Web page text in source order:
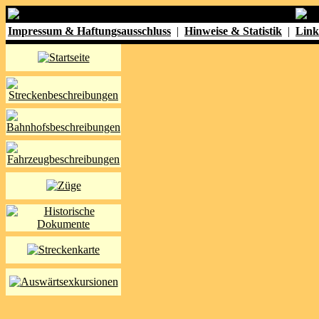
Impressum & Haftungsausschluss | Hinweise & Statistik |